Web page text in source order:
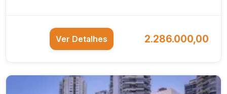
Ver Detalhes 2.286.000,00